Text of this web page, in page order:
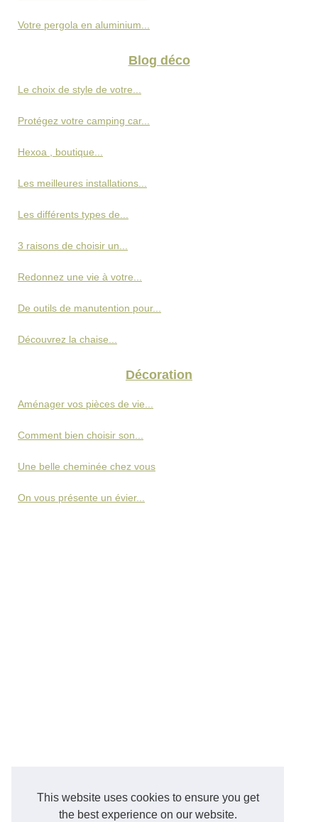
This website uses cookies to ensure you get
the best experience on our website.
Votre pergola en aluminium...
Blog déco
Le choix de style de votre...
Protégez votre camping car...
Hexoa , boutique...
Les meilleures installations...
Les différents types de...
3 raisons de choisir un...
Redonnez une vie à votre...
De outils de manutention pour...
Découvrez la chaise...
Décoration
Aménager vos pièces de vie...
Comment bien choisir son...
Une belle cheminée chez vous
On vous présente un évier...